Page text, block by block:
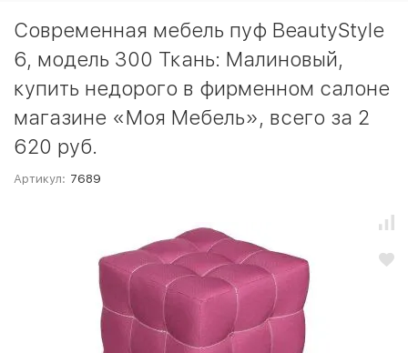
Современная мебель пуф BeautyStyle
6, модель 300 Ткань: Малиновый,
купить недорого в фирменном салоне
магазине «Моя Мебель», всего за 2
620 руб.
Артикул: 7689